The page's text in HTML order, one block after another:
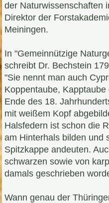
der Naturwissenschaften
Direktor der
Meiningen.
In "Gemeinnützige
schreibt Dr. Bechstein
"Sie nennt man auch
Koppentaube,
Ende des 18.
mit weißem Kopf
Halsfedern ist schon die
am Hinterhals bilden und
Spitzkappe andeuten.
schwarzen sowie von
damals geschrieben
Wann genau der